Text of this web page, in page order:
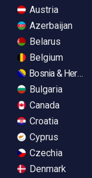
Austria
Azerbaijan
Belarus
Belgium
Bosnia &
Bulgaria
Canada
Croatia
Cyprus
Czechia
Denmark